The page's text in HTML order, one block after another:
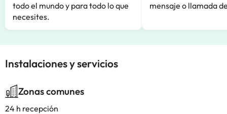
todo el mundo y para todo lo que
necesites.
mensaje o llamada
Instalaciones y servicios
Zonas comunes
24 h recepción